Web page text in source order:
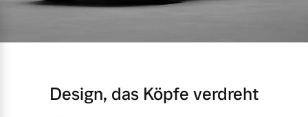
Volvo kauft Ihr Auto
Design, das Köpfe verdreht